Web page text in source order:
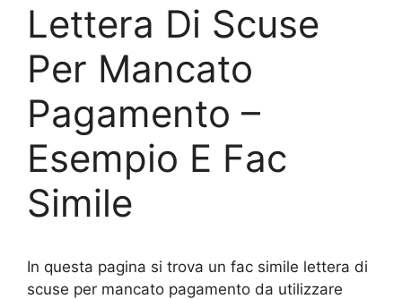
Lettera Di Scuse
Per Mancato
Pagamento –
Esempio E Fac
Simile
In questa pagina si trova un fac simile lettera di
scuse per mancato pagamento da utilizzare